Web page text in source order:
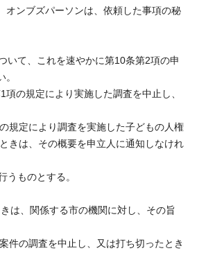
オンブズパーソンは、依頼した事項の秘
いて、これを速やかに第10条第2項の申
の規定により実施した調査を中止し、
規定により調査を実施した子どもの人権
きは、その概要を申立人に通知しなけれ
うものとする。
は、関係する市の機関に対し、その旨
の調査を中止し、又は打ち切ったとき